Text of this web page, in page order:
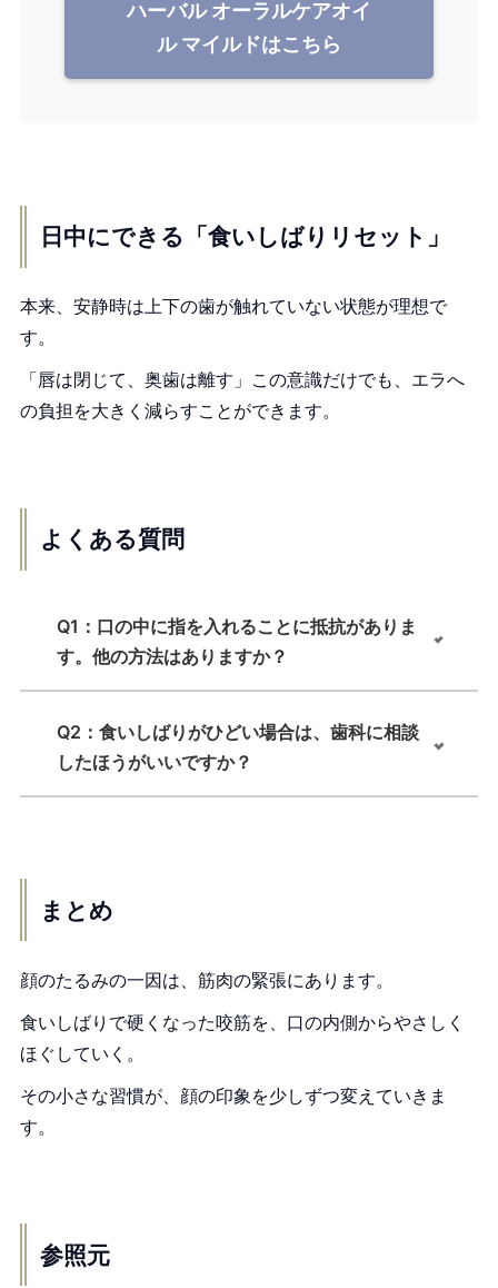
ハーバル オーラルケアオイ
ル マイルドはこちら
日中にできる「食いしばりリセット」
本来、安静時は上下の歯が触れていない状態が理想で
す。
「唇は閉じて、奥歯は離す」この意識だけでも、エラへ
の負担を大きく減らすことができます。
よくある質問
Q1：口の中に指を入れることに抵抗がありま
す。他の方法はありますか？
Q2：食いしばりがひどい場合は、歯科に相談
したほうがいいですか？
まとめ
顔のたるみの一因は、筋肉の緊張にあります。
食いしばりで硬くなった咬筋を、口の内側からやさしく
ほぐしていく。
その小さな習慣が、顔の印象を少しずつ変えていきま
す。
参照元